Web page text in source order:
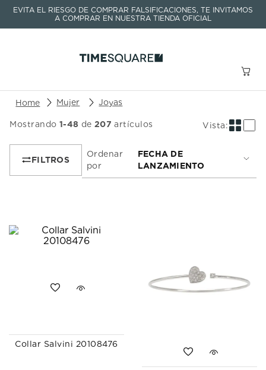
EVITA EL RIESGO DE COMPRAR FALSIFICACIONES, TE INVITAMOS
A COMPRAR EN NUESTRA TIENDA OFICIAL
Buscar un producto o artículo
Mujer Joyas
Mostrando 1-48 de 207 artículos
Ordenar
por
FECHA DE
LANZAMIENTO
Collar Salvini 20108476
TÉRMINOS MÁS BUSCADOS
1.
seastar
2.
aviation
prx
hamilton